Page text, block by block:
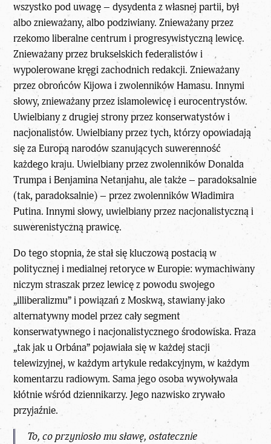
wszystko pod uwagę – dysydenta z własnej partii, był
albo znieważany, albo podziwiany. Znieważany przez
rzekomo liberalne centrum i progresywistyczną lewicę.
Znieważany przez brukselskich federalistów i
wypolerowane kręgi zachodnich redakcji. Znieważany
przez obrońców Kijowa i zwolenników Hamasu. Innymi
słowy, znieważany przez islamolewicę i eurocentrystów.
Uwielbiany z drugiej strony przez konserwatystów i
nacjonalistów. Uwielbiany przez tych, którzy opowiadają
się za Europą narodów szanujących suwerenność
każdego kraju. Uwielbiany przez zwolenników Donalda
Trumpa i Benjamina Netanjahu, ale także – paradoksalnie
(tak, paradoksalnie) – przez zwolenników Władimira
Putina. Innymi słowy, uwielbiany przez nacjonalistyczną i
suwerenistyczną prawicę.
Do tego stopnia, że stał się kluczową postacią w
politycznej i medialnej retoryce w Europie: wymachiwany
niczym straszak przez lewicę z powodu swojego
„illiberalizmu” i powiązań z Moskwą, stawiany jako
alternatywny model przez cały segment
konserwatywnego i nacjonalistycznego środowiska. Fraza
„tak jak u Orbána”pojawiała się w każdej stacji
telewizyjnej, w każdym artykule redakcyjnym, w każdym
komentarzu radiowym. Sama jego osoba wywoływała
kłótnie wśród dziennikarzy. Jego nazwisko zrywało
przyjaźnie.
To, co przyniosło mu sławę, ostatecznie